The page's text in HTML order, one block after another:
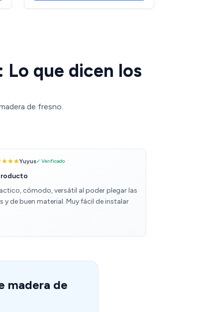
Lo que dicen los
de fresno.
Yuyus✓ Verificado
cómodo, versátil al poder plegar las
y de buen material. Muy fácil de instalar
madera de